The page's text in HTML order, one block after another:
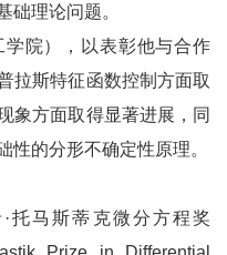
础理论问题。
学院），以表彰他与合作
拉斯特征函数控制方面取
象方面取得显著进展，同
性的分形不确定性原理。
托马斯蒂克微分方程奖